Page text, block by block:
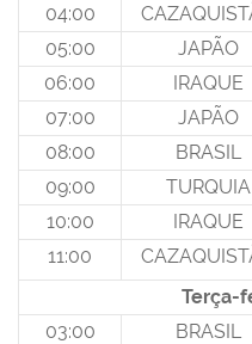
04:00
05:00
JAPÃO
06:00
IRAQUE
07:00
JAPÃO
08:00
BRASIL
09:00
TURQUIA
10:00
IRAQUE
11:00
Terça-
03:00
BRASIL